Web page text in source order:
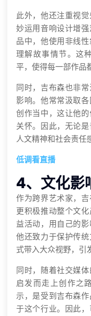
此外，他还注重视
妙运用音响设计增
品中，他使用非线
理解故事情节。这
平，使得每一部作品
同时，吉布森也非
影响。他常常汲取
创作当中，这让他
关怀。因此，无论
人文精神和社会责任
低调看直播
4、文化影
作为跨界艺术家，吉
更积极推动整个文
益活动，用自己的影
他还致力于保护传
式带入大众视野，引
同时，随着社交媒
启发而走上创作之
示，是受到吉布森
于这个行业。因此